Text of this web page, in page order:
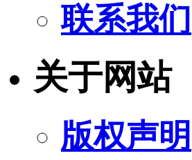
联系我们
关于网站
版权声明